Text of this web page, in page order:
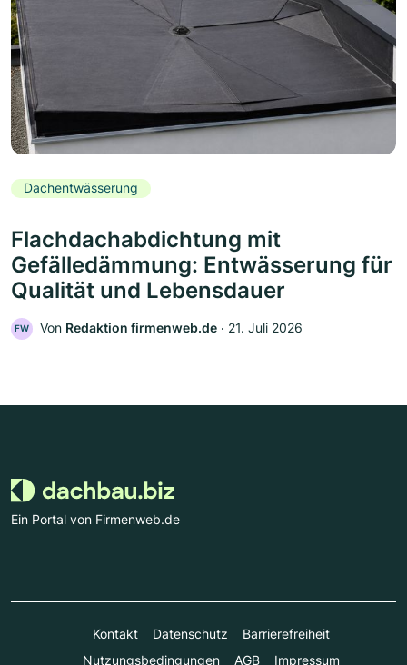
Dachentwässerung
Flachdachabdichtung mit
Gefälledämmung: Entwässerung für
Qualität und Lebensdauer
FW Von Redaktion firmenweb.de ‧ 21. Juli 2026
Ein Portal von Firmenweb.de
Kontakt Datenschutz
Barrierefreiheit
Nutzungsbedingungen
AGB Impressum